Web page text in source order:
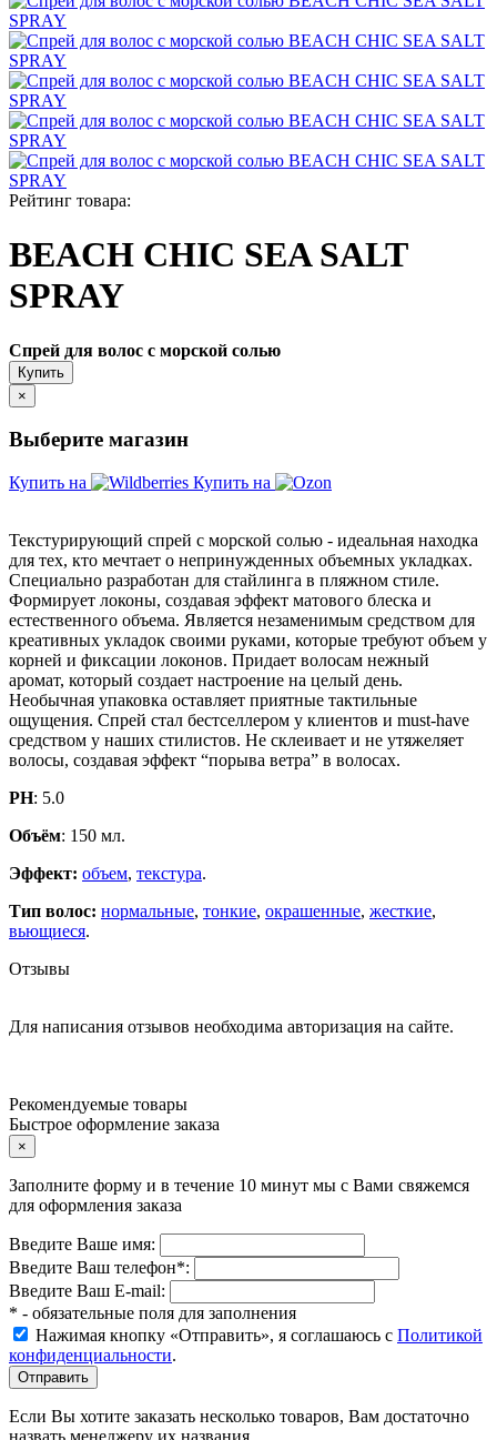
Рейтинг товара:
BEACH CHIC SEA SALT
SPRAY
Спрей для волос с морской солью
Купить
×
Выберите магазин
Купить на Купить на
Текстурирующий спрей с морской солью - идеальная находка
для тех, кто мечтает о непринужденных объемных укладках.
Специально разработан для стайлинга в пляжном стиле.
Формирует локоны, создавая эффект матового блеска и
естественного объема. Является незаменимым средством для
креативных укладок своими руками, которые требуют объем у
корней и фиксации локонов. Придает волосам нежный
аромат, который создает настроение на целый день.
Необычная упаковка оставляет приятные тактильные
ощущения. Спрей стал бестселлером у клиентов и must-have
средством у наших стилистов. Не склеивает и не утяжеляет
волосы, создавая эффект “порыва ветра” в волосах.
PH: 5.0
Объём: 150 мл.
Эффект: объем, текстура.
Тип волос: нормальные, тонкие, окрашенные, жесткие,
вьющиеся.
Отзывы
Для написания отзывов необходима авторизация на сайте.
Рекомендуемые товары
Быстрое оформление заказа
×
Заполните форму и в течение 10 минут мы с Вами свяжемся
для оформления заказа
Введите Ваше имя:
Введите Ваш телефон*:
Введите Ваш E-mail:
* - обязательные поля для заполнения
Нажимая кнопку «Отправить», я соглашаюсь с Политикой
конфиденциальности.
Если Вы хотите заказать несколько товаров, Вам достаточно